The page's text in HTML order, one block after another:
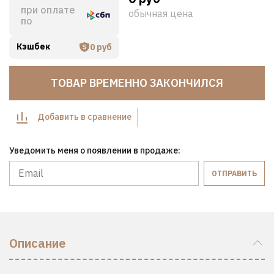
при оплате
по
Кэшбек 0 руб
обычная цена
ТОВАР ВРЕМЕННО ЗАКОНЧИЛСЯ
Добавить в сравнение
Уведомить меня о появлении в продаже:
ОТПРАВИТЬ
Описание